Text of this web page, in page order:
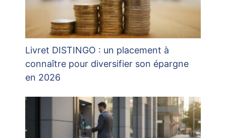
Livret DISTINGO : un placement à
connaître pour diversifier son épargne
en 2026